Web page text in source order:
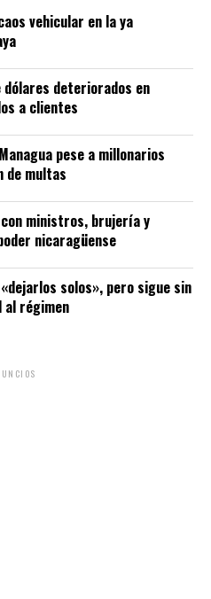
vehicular en la ya
deteriorados en
a clientes
pese a millonarios
de multas
ministros, brujería y
nicaragüense
solos», pero sigue sin
régimen